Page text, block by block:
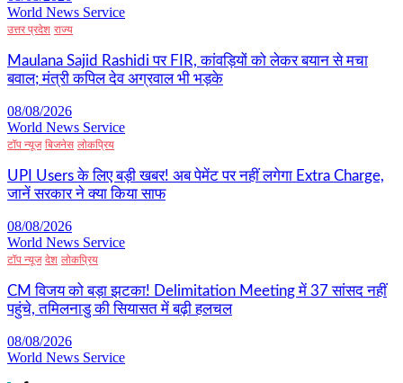
World News Service
उत्तर प्रदेश राज्य
Maulana Sajid Rashidi पर FIR, कांवड़ियों को लेकर बयान से मचा
बवाल; मंत्री कपिल देव अग्रवाल भी भड़के
08/08/2026
World News Service
टॉप न्यूज बिजनेस लोकप्रिय
UPI Users के लिए बड़ी खबर! अब पेमेंट पर नहीं लगेगा Extra Charge,
जानें सरकार ने क्या किया साफ
08/08/2026
World News Service
टॉप न्यूज देश लोकप्रिय
CM विजय को बड़ा झटका! Delimitation Meeting में 37 सांसद नहीं
पहुंचे, तमिलनाडु की सियासत में बढ़ी हलचल
08/08/2026
World News Service